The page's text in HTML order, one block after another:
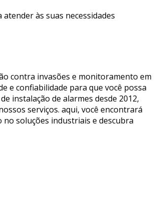
às suas necessidades
contra invasões e monitoramento em
e confiabilidade para que você possa
instalação de alarmes desde 2012,
serviços. aqui, você encontrará
no soluções industriais e descubra